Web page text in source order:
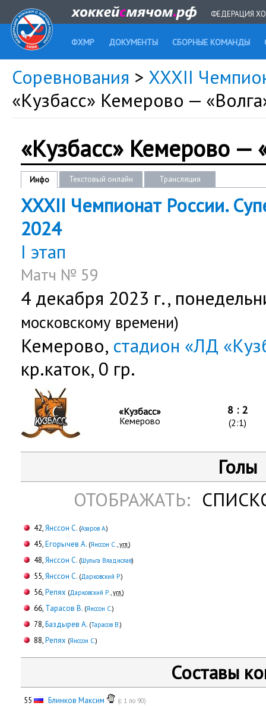
ФЕДЕРАЦИЯ
ФХМР ДОКУМЕНТЫ СБОРНЫЕ КОМАНДЫ
Соревнования > XXXII
«Кузбасс» Кемерово —
«Кузбасс» Кемерово —
Инфо Текстовый онлайн Трансляция
XXXII Чемпионат России.
2024
I этап
Матч № 59
4 декабря 2023 г.,
московскому времени)
Кемерово, стадион «ЛД
кр.каток, 0 гр.
«Кузбасс»
Кемерово
8 : 2
(2:1)
Голы
ОТОБРАЖАТЬ:
42,Янссон С. (Азаров А.)
45,Егорычев А. (Янссон С.,угл.)
48,Янссон С. (Шульга Владислав)
55,Янссон С. (Дарковский Р.)
56,Репях (Дарковский Р.,угл.)
66, Тарасов В. (Янссон С.)
78,Баздырев А. (Тарасов В.)
88,Репях (Янссон С.)
Составы
55 Блинков Максим (с 1 по 90)